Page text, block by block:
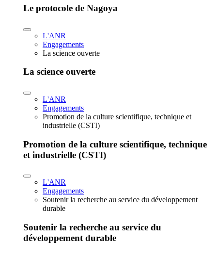
Le protocole de Nagoya
L'ANR
Engagements
La science ouverte
La science ouverte
L'ANR
Engagements
Promotion de la culture scientifique, technique et
industrielle (CSTI)
Promotion de la culture scientifique, technique
et industrielle (CSTI)
L'ANR
Engagements
Soutenir la recherche au service du développement
durable
Soutenir la recherche au service du
développement durable